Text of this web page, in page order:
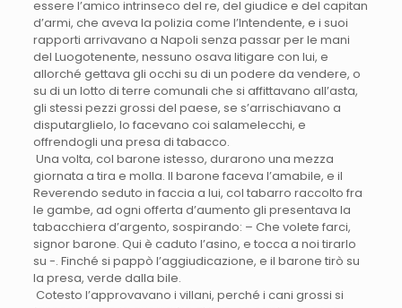
essere l’amico intrinseco del re, del giudice e del capitan
d’armi, che aveva la polizia come l’Intendente, e i suoi
rapporti arrivavano a Napoli senza passar per le mani
del Luogotenente, nessuno osava litigare con lui, e
allorché gettava gli occhi su di un podere da vendere, o
su di un lotto di terre comunali che si affittavano all’asta,
gli stessi pezzi grossi del paese, se s’arrischiavano a
disputarglielo, lo facevano coi salamelecchi, e
offrendogli una presa di tabacco.
Una volta, col barone istesso, durarono una mezza
giornata a tira e molla. Il barone faceva l’amabile, e il
Reverendo seduto in faccia a lui, col tabarro raccolto fra
le gambe, ad ogni offerta d’aumento gli presentava la
tabacchiera d’argento, sospirando: – Che volete farci,
signor barone. Qui è caduto l’asino, e tocca a noi tirarlo
su -. Finché si pappò l’aggiudicazione, e il barone tirò su
la presa, verde dalla bile.
Cotesto l’approvavano i villani, perché i cani grossi si